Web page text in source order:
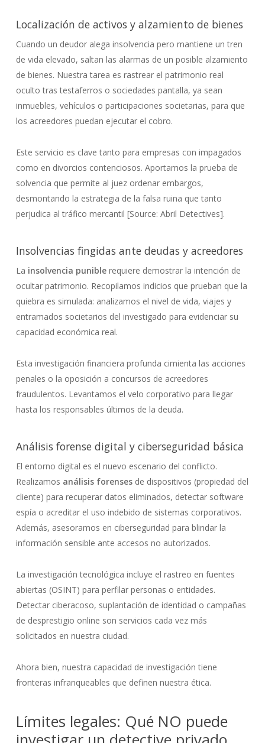
Localización de activos y alzamiento de bienes
Cuando un deudor alega insolvencia pero mantiene un tren
de vida elevado, saltan las alarmas de un posible alzamiento
de bienes. Nuestra tarea es rastrear el patrimonio real
oculto tras testaferros o sociedades pantalla, ya sean
inmuebles, vehículos o participaciones societarias, para que
los acreedores puedan ejecutar el cobro.
Este servicio es clave tanto para empresas con impagados
como en divorcios contenciosos. Aportamos la prueba de
solvencia que permite al juez ordenar embargos,
desmontando la estrategia de la falsa ruina que tanto
perjudica al tráfico mercantil [Source: Abril Detectives].
Insolvencias fingidas ante deudas y acreedores
La insolvencia puniblerequiere demostrar la intención de
ocultar patrimonio. Recopilamos indicios que prueban que la
quiebra es simulada: analizamos el nivel de vida, viajes y
entramados societarios del investigado para evidenciar su
capacidad económica real.
Esta investigación financiera profunda cimienta las acciones
penales o la oposición a concursos de acreedores
fraudulentos. Levantamos el velo corporativo para llegar
hasta los responsables últimos de la deuda.
Análisis forense digital y ciberseguridad básica
El entorno digital es el nuevo escenario del conflicto.
Realizamos análisis forensesde dispositivos (propiedad del
cliente) para recuperar datos eliminados, detectar software
espía o acreditar el uso indebido de sistemas corporativos.
Además, asesoramos en ciberseguridad para blindar la
información sensible ante accesos no autorizados.
La investigación tecnológica incluye el rastreo en fuentes
abiertas (OSINT) para perfilar personas o entidades.
Detectar ciberacoso, suplantación de identidad o campañas
de desprestigio online son servicios cada vez más
solicitados en nuestra ciudad.
Ahora bien, nuestra capacidad de investigación tiene
fronteras infranqueables que definen nuestra ética.
Límites legales: Qué NO puede